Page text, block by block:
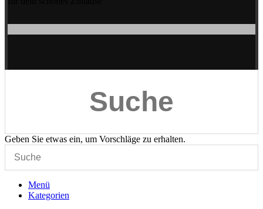
Geben Sie etwas ein, um Vorschläge zu erhalten.
Menü
Kategorien